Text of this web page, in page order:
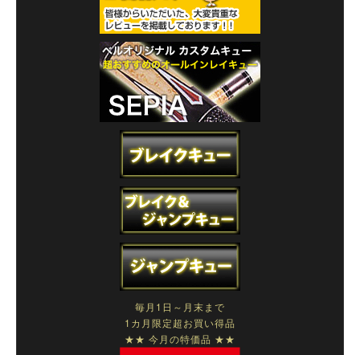
毎月1日～月末まで
1カ月限定超お買い得品
★★ 今月の特価品 ★★